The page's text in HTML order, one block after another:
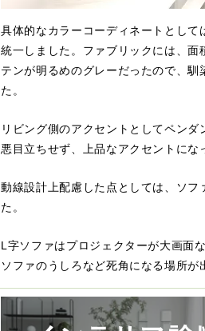
具体的なカラーコーディネートとし
統一しました。ファブリックには、
テンが明るめのグレーだったので、
た。
リビング側のアクセントとしてペン
悪目立ちせず、上品なアクセントにな
動線設計上配慮した点としては、ソ
た。
L字ソファはプロジェクターが大画面
ソファのうしろなど死角になる場所が